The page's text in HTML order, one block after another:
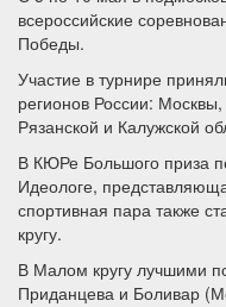
всероссийские
Победы.
Участие в турнире
регионов России:
Рязанской и Калужской
В КЮРе Большого приза
Идеологе,
спортивная пара также
кругу.
В Малом кругу лучшими
Приданцева и Боливар